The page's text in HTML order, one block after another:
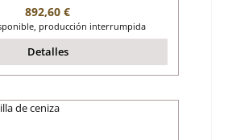
Precio normal:
892,60 €
producción interrumpida
Detalles